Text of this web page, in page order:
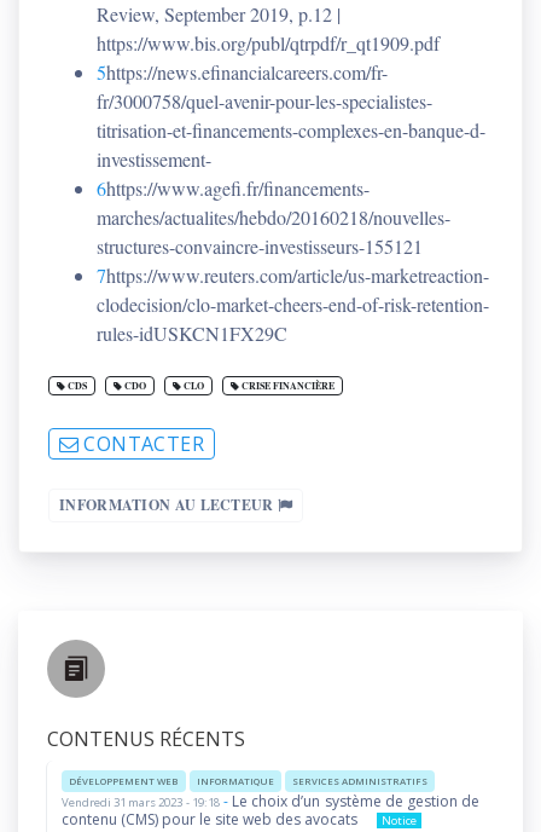
Review, September 2019, p.12 |
https://www.bis.org/publ/qtrpdf/r_qt1909.pdf
5https://news.efinancialcareers.com/fr-
fr/3000758/quel-avenir-pour-les-specialistes-
titrisation-et-financements-complexes-en-banque-d-
investissement-
6https://www.agefi.fr/financements-
marches/actualites/hebdo/20160218/nouvelles-
structures-convaincre-investisseurs-155121
7https://www.reuters.com/article/us-marketreaction-
clodecision/clo-market-cheers-end-of-risk-retention-
rules-idUSKCN1FX29C
CDS CDO CLO CRISE FINANCIÈRE
CONTACTER
INFORMATION AU LECTEUR
CONTENUS RÉCENTS
DÉVELOPPEMENT WEB INFORMATIQUE SERVICES ADMINISTRATIFS
Vendredi 31 mars 2023 - 19:18- Le choix d’un système de gestion de
contenu (CMS) pour le site web des avocats
Notice